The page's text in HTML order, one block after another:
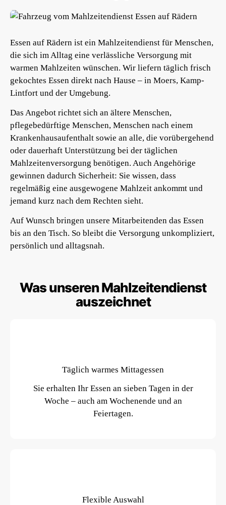
Essen auf Rädern ist ein Mahlzeitendienst für Menschen,
die sich im Alltag eine verlässliche Versorgung mit
warmen Mahlzeiten wünschen. Wir liefern täglich frisch
gekochtes Essen direkt nach Hause – in Moers, Kamp-
Lintfort und der Umgebung.
Das Angebot richtet sich an ältere Menschen,
pflegebedürftige Menschen, Menschen nach einem
Krankenhausaufenthalt sowie an alle, die vorübergehend
oder dauerhaft Unterstützung bei der täglichen
Mahlzeitenversorgung benötigen. Auch Angehörige
gewinnen dadurch Sicherheit: Sie wissen, dass
regelmäßig eine ausgewogene Mahlzeit ankommt und
jemand kurz nach dem Rechten sieht.
Auf Wunsch bringen unsere Mitarbeitenden das Essen
bis an den Tisch. So bleibt die Versorgung unkompliziert,
persönlich und alltagsnah.
Was unseren Mahlzeitendienst
auszeichnet
Täglich warmes Mittagessen
Sie erhalten Ihr Essen an sieben Tagen in der
Woche – auch am Wochenende und an
Feiertagen.
Flexible Auswahl